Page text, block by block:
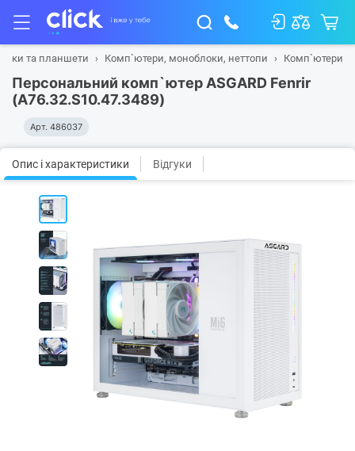
та планшети Комп`ютери, моноблоки, неттопи Комп`ютери
Персональний комп`ютер ASGARD Fenrir
(A76.32.S10.47.3489)
Арт. 486037
Опис і характеристики Відгуки